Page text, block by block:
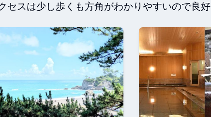
セスは少し歩くも方角がわかりやすいので良好